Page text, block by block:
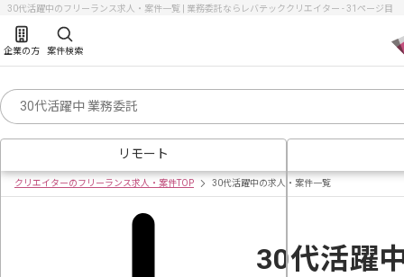
30代活躍中のフリーランス求人・案件一覧 | 業務委託ならレバテッククリエイター - 31ページ目
企業の方 案件検索
リモート
クリエイターのフリーランス求人・案件TOP 30代活躍中の求人・案件一覧
30代活躍